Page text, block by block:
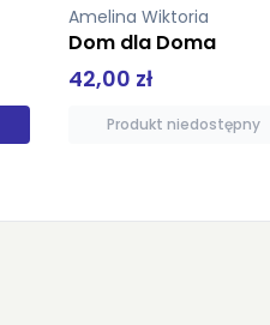
Bronte Emily
Wichrowe Wzgórza
34,99 zł
Produkt niedostępny